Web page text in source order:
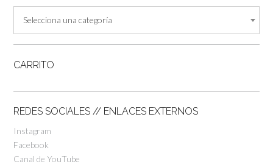
Selecciona una categoría
CARRITO
REDES SOCIALES // ENLACES EXTERNOS
Instagram
Facebook
Canal de YouTube